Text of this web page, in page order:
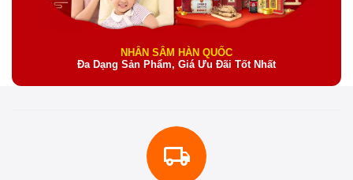
NHÂN SÂM HÀN QUỐC
Đa Dạng Sản Phẩm, Giá Ưu Đãi Tốt Nhất